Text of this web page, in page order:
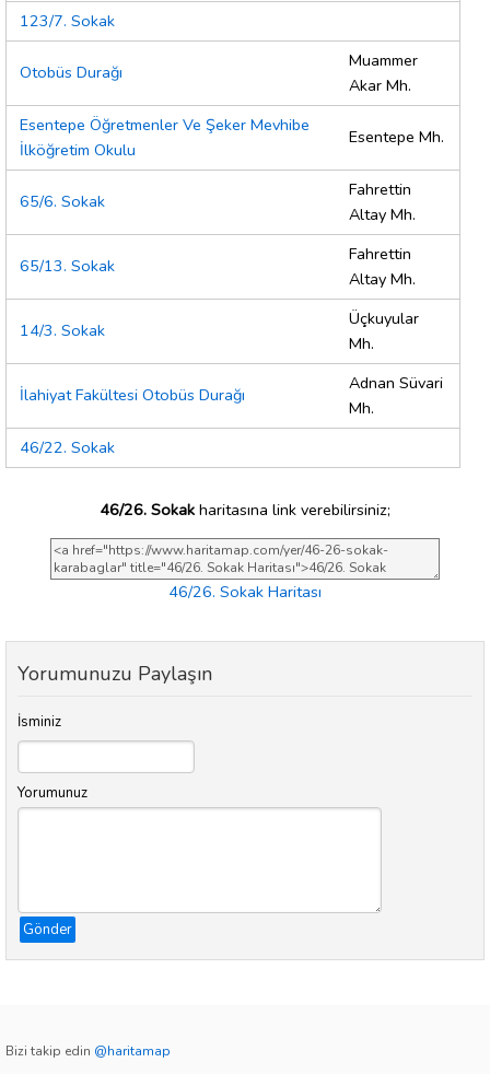
123/7. Sokak
Otobüs Durağı
Muammer
Akar Mh.
Esentepe Öğretmenler Ve Şeker Mevhibe
İlköğretim Okulu
Esentepe Mh.
65/6. Sokak
Fahrettin
Altay Mh.
65/13. Sokak
Fahrettin
Altay Mh.
14/3. Sokak
Üçkuyular
Mh.
İlahiyat Fakültesi Otobüs Durağı
Adnan Süvari
Mh.
46/22. Sokak
46/26. Sokak haritasına link verebilirsiniz;
46/26. Sokak Haritası
Yorumunuzu Paylaşın
İsminiz
Yorumunuz
Gönder
Bizi takip edin @haritamap